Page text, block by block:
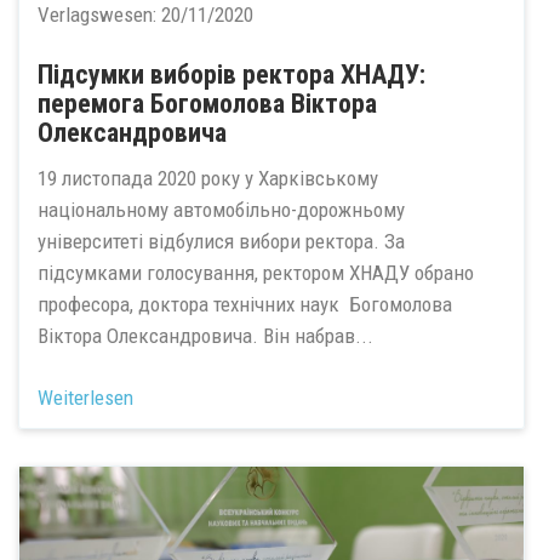
Verlagswesen: 20/11/2020
Підсумки виборів ректора ХНАДУ:
перемога Богомолова Віктора
Олександровича
19 листопада 2020 року у Харківському
національному автомобільно-дорожньому
університеті відбулися вибори ректора. За
підсумками голосування, ректором ХНАДУ обрано
професора, доктора технічних наук Богомолова
Віктора Олександровича. Він набрав...
Weiterlesen